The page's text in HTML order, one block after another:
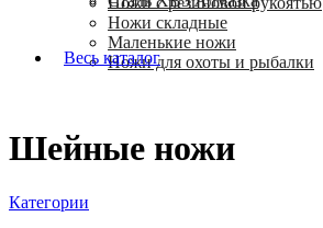
Ножи складные
Маленькие ножи
Ножи для охоты и рыбалки
Весь каталог
Шейные ножи
Категории